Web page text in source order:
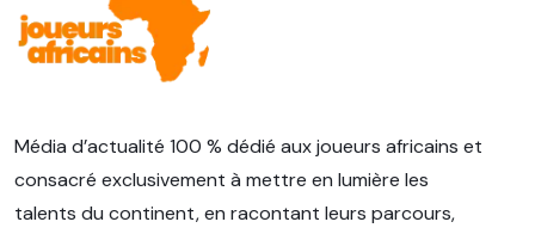
Média d’actualité 100 % dédié aux joueurs africains et
consacré exclusivement à mettre en lumière les
talents du continent, en racontant leurs parcours,